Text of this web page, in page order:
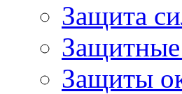
Защита
Защиты